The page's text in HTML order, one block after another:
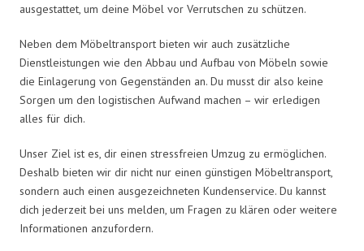
ausgestattet, um deine Möbel vor Verrutschen zu schützen.
Neben dem Möbeltransport bieten wir auch zusätzliche
Dienstleistungen wie den Abbau und Aufbau von Möbeln sowie
die Einlagerung von Gegenständen an. Du musst dir also keine
Sorgen um den logistischen Aufwand machen – wir erledigen
alles für dich.
Unser Ziel ist es, dir einen stressfreien Umzug zu ermöglichen.
Deshalb bieten wir dir nicht nur einen günstigen Möbeltransport,
sondern auch einen ausgezeichneten Kundenservice. Du kannst
dich jederzeit bei uns melden, um Fragen zu klären oder weitere
Informationen anzufordern.